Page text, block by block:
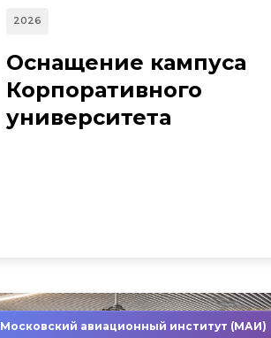
2026
Оснащение кампуса
Корпоративного
университета
Московский авиационный институт (МАИ)